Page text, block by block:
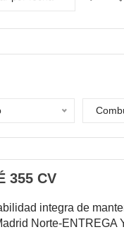
355 CV
integra de
Norte-ENTREGA